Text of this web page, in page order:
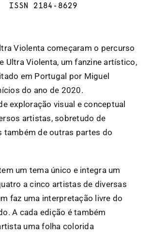
ISSN 2184-8629
Violenta começaram o percurso
Ultra Violenta, um fanzine artístico,
em Portugal por Miguel
do ano de 2020.
exploração visual e conceptual
artistas, sobretudo de
também de outras partes do
um tema único e integra um
a cinco artistas de diversas
faz uma interpretação livre do
A cada edição é também
uma folha colorida